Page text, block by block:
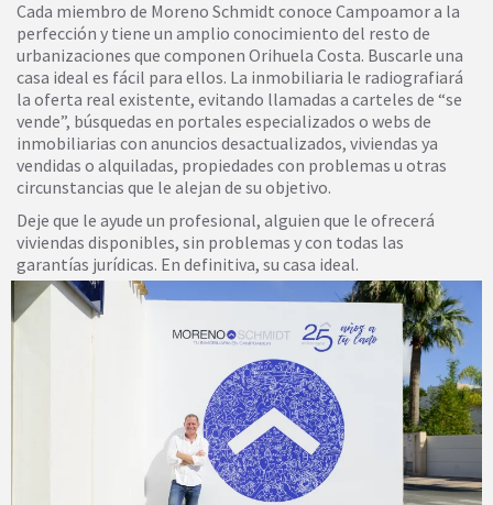
Cada miembro de Moreno Schmidt conoce Campoamor a la
perfección y tiene un amplio conocimiento del resto de
urbanizaciones que componen Orihuela Costa. Buscarle una
casa ideal es fácil para ellos. La inmobiliaria le radiografiará
la oferta real existente, evitando llamadas a carteles de “se
vende”, búsquedas en portales especializados o webs de
inmobiliarias con anuncios desactualizados, viviendas ya
vendidas o alquiladas, propiedades con problemas u otras
circunstancias que le alejan de su objetivo.
Deje que le ayude un profesional, alguien que le ofrecerá
viviendas disponibles, sin problemas y con todas las
garantías jurídicas. En definitiva, su casa ideal.